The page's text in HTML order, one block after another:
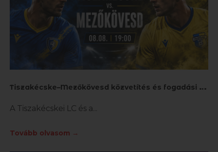
T
iszakécske–Mezőkövesd közvetítés és fogadási tippek
A Tiszakécskei LC és a
Tovább olvasom →